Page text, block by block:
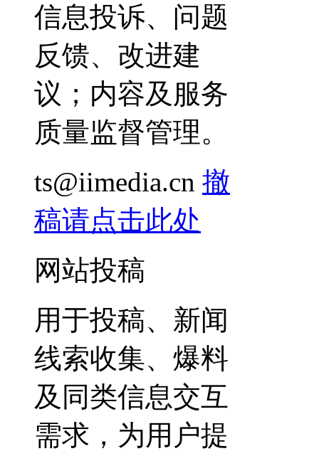
信息投诉、问题
反馈、改进建
议；内容及服务
质量监督管理。
ts@iimedia.cn 撤
稿请点击此处
网站投稿
用于投稿、新闻
线索收集、爆料
及同类信息交互
需求，为用户提